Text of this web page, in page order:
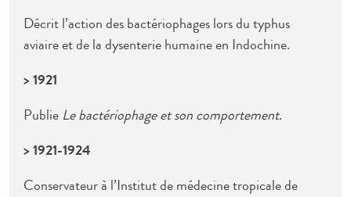
Décrit l’action des bactériophages lors du typhus
aviaire et de la dysenterie humaine en Indochine.
> 1921
Publie Le bactériophage et son comportement.
> 1921-1924
Conservateur à l’Institut de médecine tropicale de